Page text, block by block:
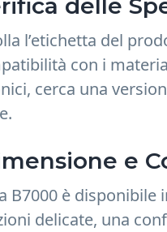
delle
l’etichetta del
con i
cerca una
e
B7000 è
delicate, una